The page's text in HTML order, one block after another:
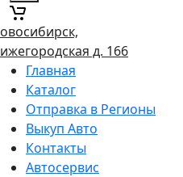
д. 166
Главная
Каталог
Отправка в Регионы
Выкуп Авто
Контакты
Автосервис